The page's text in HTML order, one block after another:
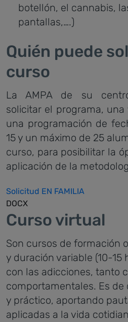
botellón, el cannabis,
pantallas,….)
Quién puede
curso
La AMPA de su
solicitar el programa,
una programación de
15 y un máximo de 25
curso, para posibilitar la
aplicación de la
Solicitud EN FAMILIA
DOCX
Curso virtual
Son cursos de formación
y duración variable (10-15
con las adicciones, tanto
comportamentales. Es
y práctico, aportando
aplicadas a la vida